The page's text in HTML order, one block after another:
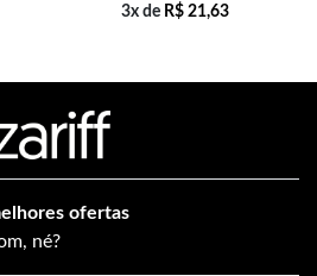
3x de R$ 21,63
ofertas
né?